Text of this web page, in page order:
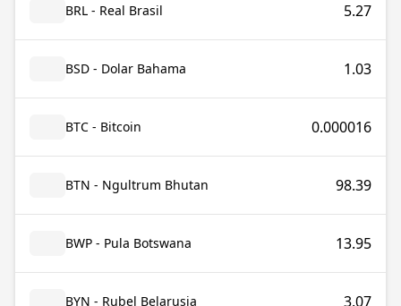
BRL - Real Brasil 5.27
BSD - Dolar Bahama 1.03
BTC - Bitcoin 0.000016
BTN - Ngultrum Bhutan 98.39
BWP - Pula Botswana 13.95
BYN - Rubel Belarusia 3.07